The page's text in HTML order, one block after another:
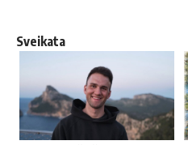
Sveikata